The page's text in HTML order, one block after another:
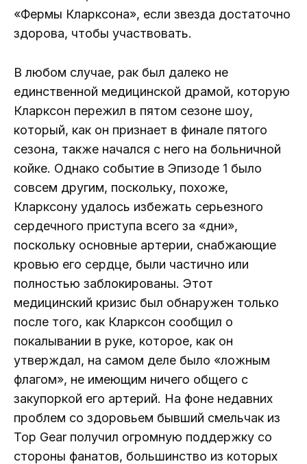
«Фермы Кларксона», если звезда достаточно
здорова, чтобы участвовать.
В любом случае, рак был далеко не
единственной медицинской драмой, которую
Кларксон пережил в пятом сезоне шоу,
который, как он признает в финале пятого
сезона, также начался с него на больничной
койке. Однако событие в Эпизоде ​​1 было
совсем другим, поскольку, похоже,
Кларксону удалось избежать серьезного
сердечного приступа всего за «дни»,
поскольку основные артерии, снабжающие
кровью его сердце, были частично или
полностью заблокированы. Этот
медицинский кризис был обнаружен только
после того, как Кларксон сообщил о
покалывании в руке, которое, как он
утверждал, на самом деле было «ложным
флагом», не имеющим ничего общего с
закупоркой его артерий. На фоне недавних
проблем со здоровьем бывший смельчак из
Top Gear получил огромную поддержку со
стороны фанатов, большинство из которых